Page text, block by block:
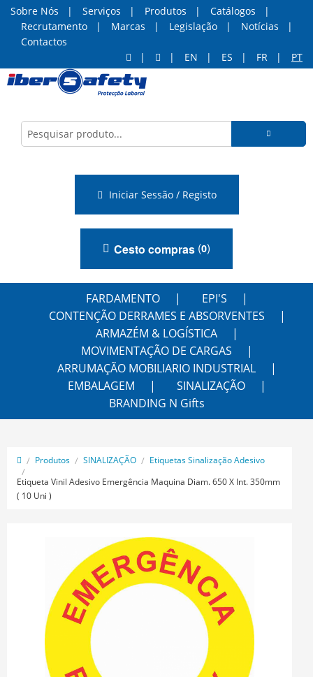
Sobre Nós Serviços Produtos
Catálogos
Recrutamento
Marcas Legislação
Notícias
Contactos
EN
ES FR PT
Iniciar Sessão / Registo
Cesto compras (0)
FARDAMENTO
EPI'S
CONTENÇÃO DERRAMES E ABSORVENTES
ARMAZÉM & LOGÍSTICA
MOVIMENTAÇÃO DE CARGAS
ARRUMAÇÃO MOBILIARIO INDUSTRIAL
EMBALAGEM
SINALIZAÇÃO
BRANDING N Gifts
Produtos SINALIZAÇÃO
Etiquetas Sinalização Adesivo
Etiqueta Vinil Adesivo Emergência Maquina Diam. 650 X Int. 350mm
( 10 Uni )